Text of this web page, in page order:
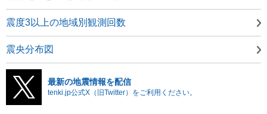
震度3以上の地域別観測回数
震央分布図
最新の地震情報を配信
tenki.jp公式X（旧Twitter）をご利用ください。